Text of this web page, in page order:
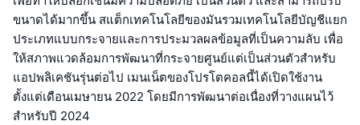
ขนาดได้มากขึ้น สแต็กเทคโนโลยีของมันรวมเทคโนโลยีบัญชีแยก
ประเภทแบบกระจายและการประมวลผลข้อมูลที่เป็นความลับ เพื่อ
ให้สภาพแวดล้อมการพัฒนาที่กระจายศูนย์แต่เป็นส่วนตัวสำหรับ
แอปพลิเคชันรุ่นต่อไป เมนเน็ตของโปรโตคอลนี้ได้เปิดใช้งาน
ตั้งแต่เดือนเมษายน 2022 โดยมีการพัฒนาต่อเนื่องที่วางแผนไว้
สำหรับปี 2024